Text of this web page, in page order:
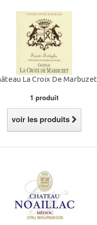
La Croix De Marbuzet
1 produit
voir les produits